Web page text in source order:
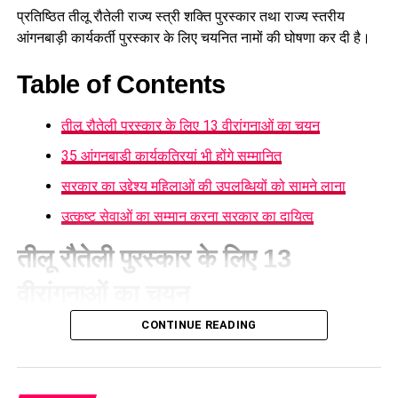
प्रस्तावित आलंबन गांव में कॉटेज और छोटे घर विकसित किए जाएंगे। यहां
एक परिवार की तर्ज पर लोगों को रखा जाएगा। योजना के मुताबिक, एक
यूनिट में करीब दो महिलाएं, चार बच्चे और एक किशोरी को शामिल किया
महिलाओं और बच्चों को रोजमर्रा के जीवन में ज्यादा स्वतंत्रता और जिम्मेदारी
का अनुभव हो सके। प्रस्तावित परिसर में कुल 16 घर विकसित किए
प्रतिष्ठित तीलू रौतेली राज्य स्त्री शक्ति पुरस्कार तथा राज्य स्तरीय
आंगनबाड़ी कार्यकर्ती पुरस्कार के लिए चयनित नामों की घोषणा कर दी है।
Table of Contents
तीलू रौतेली पुरस्कार के लिए 13 वीरांगनाओं का चयन
35 आंगनबाड़ी कार्यकत्रियां भी होंगे सम्मानित
सरकार का उद्देश्य महिलाओं की उपलब्धियों को सामने लाना
उत्कृष्ट सेवाओं का सम्मान करना सरकार का दायित्व
तीलू रौतेली पुरस्कार के लिए 13
महिला सशक्तीकरण एवं बाल विकास विभागकी ओर से जारी सूची के
पुरस्कार के लिए विभिन्न जनपदों की 35 उत्कृष्ट आंगनबाड़ी कार्यकर्तियों को
CONTINUE READING